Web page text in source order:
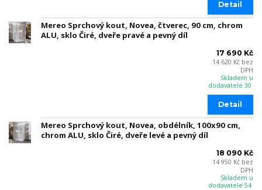
Detail
Mereo Sprchový kout, Novea, čtverec, 90 cm, chrom
ALU, sklo Čiré, dveře pravé a pevný díl
17 690 Kč
14 620 Kč bez
DPH
Skladem u
dodavatele 30
Detail
Mereo Sprchový kout, Novea, obdélník, 100x90 cm,
chrom ALU, sklo Čiré, dveře levé a pevný díl
18 090 Kč
14 950 Kč bez
DPH
Skladem u
dodavatele 54